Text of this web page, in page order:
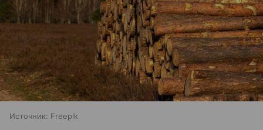
Источник: Freepik